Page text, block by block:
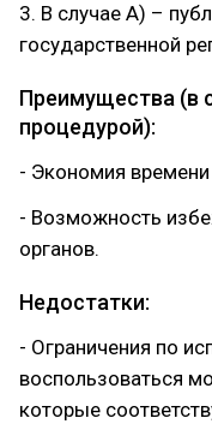
3. В случае А) –
государственной
Преимущества (в
процедурой):
- Экономия времени
- Возможность
органов.
Недостатки:
- Ограничения по
воспользоваться
которые